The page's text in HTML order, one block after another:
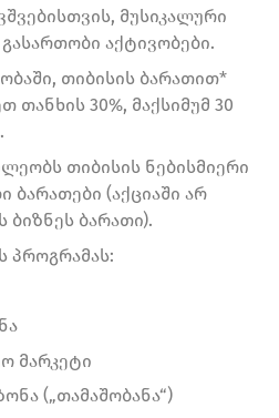
მუსიკალური
აქტივობები.
თიბისის ბარათით*
თანხის 30%, მაქსიმუმ 30
თიბისის ნებისმიერი
(აქციაში არ
ბიზნეს ბარათი).
პროგრამას:
მარკეტი
(„თამაშობანა“)